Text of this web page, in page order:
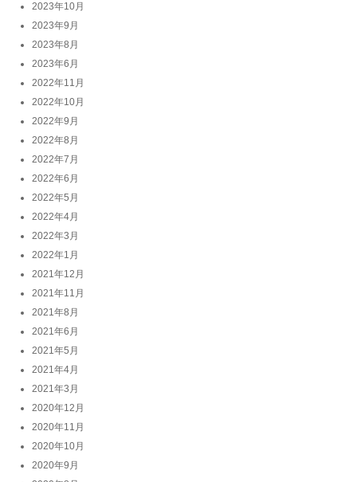
2023年10月
2023年9月
2023年8月
2023年6月
2022年11月
2022年10月
2022年9月
2022年8月
2022年7月
2022年6月
2022年5月
2022年4月
2022年3月
2022年1月
2021年12月
2021年11月
2021年8月
2021年6月
2021年5月
2021年4月
2021年3月
2020年12月
2020年11月
2020年10月
2020年9月